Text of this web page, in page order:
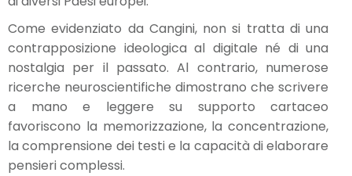
Come evidenziato da Cangini, non si tratta di una
contrapposizione ideologica al digitale né di una
nostalgia per il passato. Al contrario, numerose
ricerche neuroscientifiche dimostrano che scrivere
a mano e leggere su supporto cartaceo
favoriscono la memorizzazione, la concentrazione,
la comprensione dei testi e la capacità di elaborare
pensieri complessi.